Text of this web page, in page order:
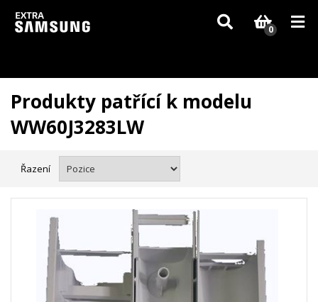
Vzhledem k aktuální situaci se může dodání dílů, které nejsou skladem,
zpozdit. Děkujeme za pochopení.
0
Produkty patřící k modelu
WW60J3283LW
Řazení